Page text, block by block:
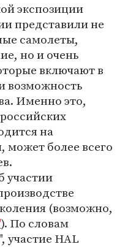
экспозиции
представили не
самолеты,
но и очень
включают в
возможность
Именно это,
на
более всего
участии
(возможно,
). По словам
участие HAL